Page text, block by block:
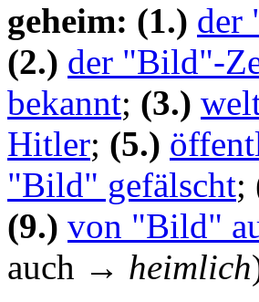
geheim: (1.) der
(2.) der "Bild"-
bekannt; (3.)
Hitler; (5.)
"Bild" gefälscht;
(9.) von "Bild"
auch → heimlich